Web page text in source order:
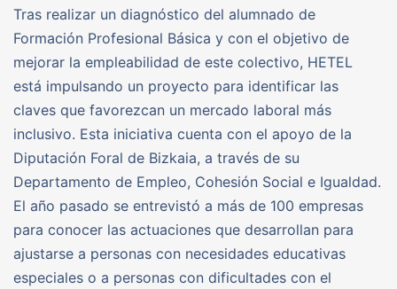
Tras realizar un diagnóstico del alumnado de
Formación Profesional Básica y con el objetivo de
mejorar la empleabilidad de este colectivo, HETEL
está impulsando un proyecto para identificar las
claves que favorezcan un mercado laboral más
inclusivo. Esta iniciativa cuenta con el apoyo de la
Diputación Foral de Bizkaia, a través de su
Departamento de Empleo, Cohesión Social e Igualdad.
El año pasado se entrevistó a más de 100 empresas
para conocer las actuaciones que desarrollan para
ajustarse a personas con necesidades educativas
especiales o a personas con dificultades con el